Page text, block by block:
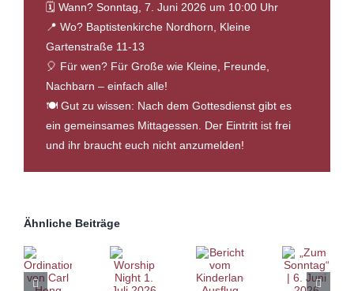
🗓️ Wann? Sonntag, 7. Juni 2026 um 10:00 Uhr
📍 Wo? Baptistenkirche Nordhorn, Kleine
Gartenstraße 11-13
🎈 Für wen? Für Große wie Kleine, Freunde,
Nachbarn – einfach alle!
🍽️ Gut zu wissen: Nach dem Gottesdienst gibt es
ein gemeinsames Mittagessen. Der Eintritt ist frei
und ihr braucht euch nicht anzumelden!
Ähnliche Beiträge